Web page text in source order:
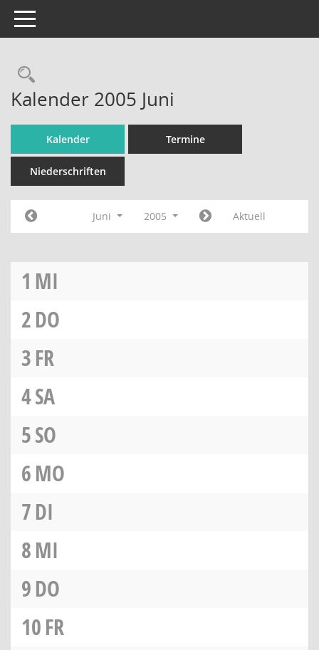
Toggle navigation
Rechercheauswahl
Kalender 2005 Juni
Kalender Termine
Niederschriften
Juni 2005 Aktuell
1 MI
2DO
3FR
4SA
5SO
6MO
7DI
8MI
9DO
10FR